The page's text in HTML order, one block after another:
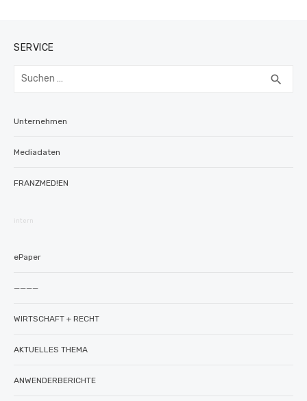
SERVICE
Suchen
search
Unternehmen
Mediadaten
FRANZMED!EN
intern
ePaper
————
WIRTSCHAFT + RECHT
AKTUELLES THEMA
ANWENDERBERICHTE